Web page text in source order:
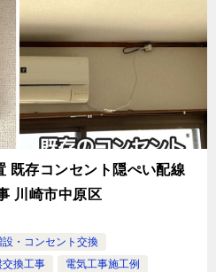
既存コンセント隠ぺい配線
川崎市中原区
・コンセント交換
交換工事
電気工事施工例